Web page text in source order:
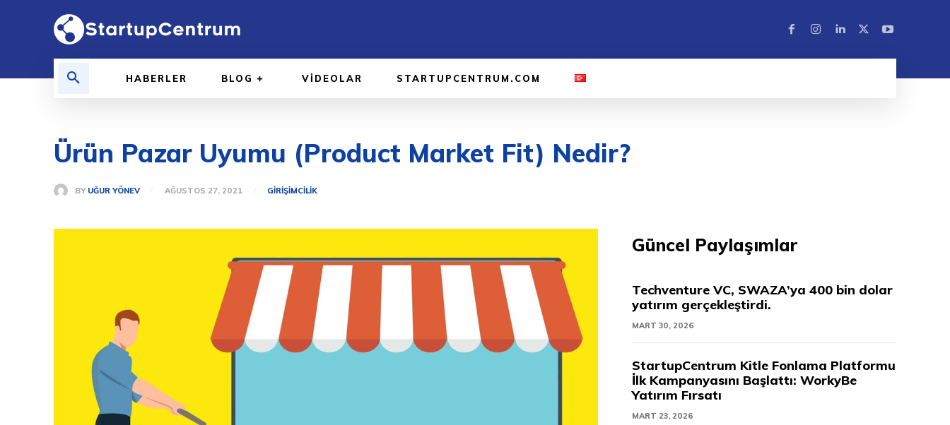
HABERLER BLOG VIDEOLAR STARTUPCENTRUM.COM
Ürün Pazar Uyumu (Product Market Fit) Nedir?
BY UĞUR YÖNEV AĞUSTOS 27, 2021 GIRIŞIMCILIK
Güncel Paylaşımlar
Techventure VC, SWAZA’ya 400 bin dolar
yatırım gerçekleştirdi.
MART 30, 2026
StartupCentrum Kitle Fonlama Platformu
İlk Kampanyasını Başlattı: WorkyBe
Yatırım Fırsatı
MART 23, 2026